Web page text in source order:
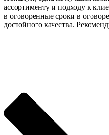
ассортименту и подходу к
в оговоренные сроки в
достойного качества.